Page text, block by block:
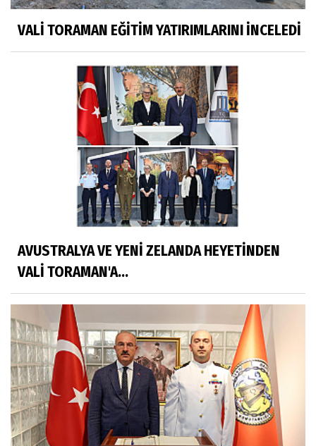
VALİ TORAMAN EĞİTİM YATIRIMLARINI İNCELEDİ
AVUSTRALYA VE YENİ ZELANDA HEYETİNDEN
VALİ TORAMAN'A...